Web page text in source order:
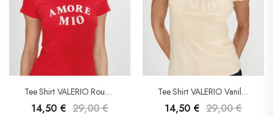
Tee Shirt VALERIO Rouge – Grace&Mila
14,50 € 29,00€
Tee Shirt VALERIO Vanille – Grace&Mila
14,50 € 29,00€